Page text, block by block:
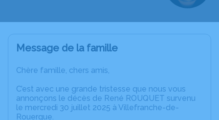
Message de la famille
Chère famille, chers amis,
C’est avec une grande tristesse que nous vous
annonçons le décès de René ROUQUET survenu
le mercredi 30 juillet 2025 à Villefranche-de-
Rouergue.